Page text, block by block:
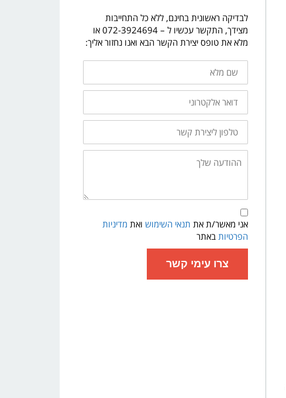
לבדיקה ראשונית בחינם, ללא כל התחייבות
מצידך, התקשר עכשיו ל – 072-3924694 או
מלא את טופס יצירת הקשר הבא ואנו נחזור אליך:
שם
מלא
דואר
אלקטרוני
טלפון
ליצירת
קשר
ההודעה
שלך:
תנאי
שימוש
ומדיניות
פרטיות
אני מאשר/ת את תנאי השימוש ואת מדיניות
הפרטיות באתר
צרו עימי קשר